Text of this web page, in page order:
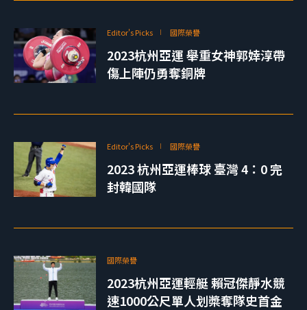
Editor's Picks 國際榮譽
2023杭州亞運 舉重女神郭婞淳帶
傷上陣仍勇奪銅牌
Editor's Picks 國際榮譽
2023 杭州亞運棒球 臺灣 4：0 完
封韓國隊
國際榮譽
2023杭州亞運輕艇 賴冠傑靜水競
速1000公尺單人划槳奪隊史首金